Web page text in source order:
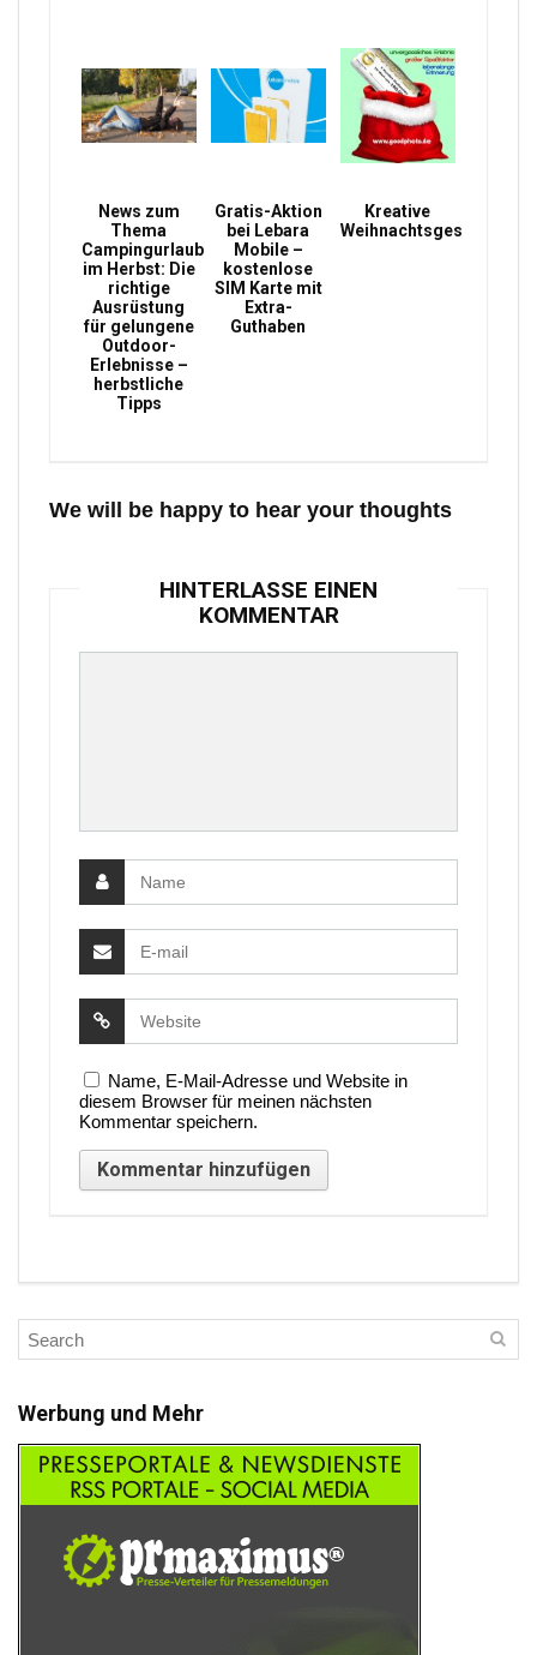
News zum
Thema
Campingurlaub
im Herbst: Die
richtige
Ausrüstung
für gelungene
Outdoor-
Erlebnisse –
herbstliche
Tipps
Gratis-Aktion
bei Lebara
Mobile –
kostenlose
SIM Karte mit
Extra-
Guthaben
Kreative
Weihnachtsgeschenke
We will be happy to hear your thoughts
HINTERLASSE EINEN
KOMMENTAR
Name, E-Mail-Adresse und Website in
diesem Browser für meinen nächsten
Kommentar speichern.
Werbung und Mehr